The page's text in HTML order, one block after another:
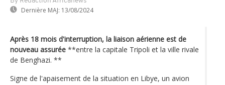
Dernière MAJ: 13/08/2024
Après 18 mois d'interruption, la liaison aérienne est de
nouveau assurée **entre la capitale Tripoli et la ville rivale
de Benghazi. **
Signe de l'apaisement de la situation en Libye, un avion